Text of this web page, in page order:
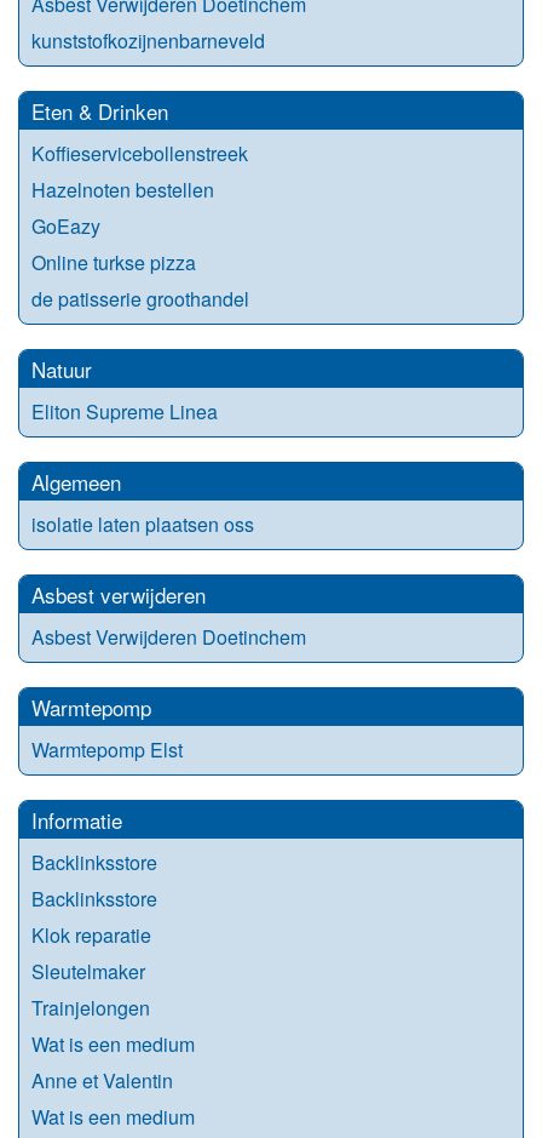
kunststofkozijnenbarneveld
Eten & Drinken
Koffieservicebollenstreek
Hazelnoten bestellen
GoEazy
Online turkse pizza
de patisserie groothandel
Natuur
Eliton Supreme Linea
Algemeen
isolatie laten plaatsen oss
Asbest verwijderen
Asbest Verwijderen Doetinchem
Warmtepomp
Warmtepomp Elst
Informatie
Backlinksstore
Backlinksstore
Klok reparatie
Sleutelmaker
Trainjelongen
Wat is een medium
Anne et Valentin
Wat is een medium